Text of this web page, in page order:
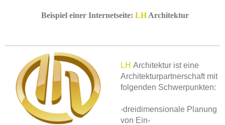
Beispiel einer Internetseite: LHArchitektur
LH Architektur ist eine
Architekturpartnerschaft mit
folgenden Schwerpunkten:
-dreidimensionale Planung
von Ein-